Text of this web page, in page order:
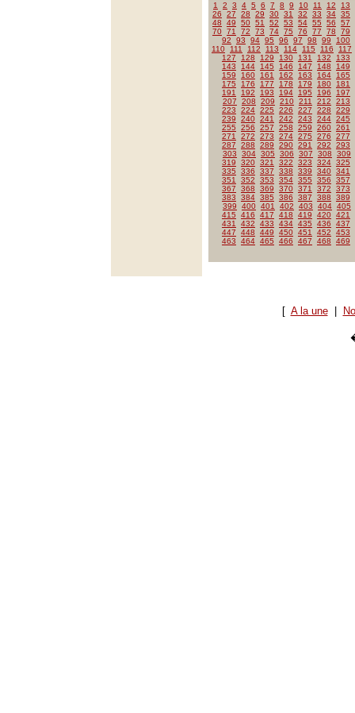
1 2 3 4 5 6 7 8 9 10 11 12
13
26
27 28 29 30 31 32 33 34 35
48
49 50 51 52 53 54 55 56
57
70 71 72 73 74 75 76 77 78
79
92
93 94 95 96 97 98 99
100
110
111 112 113 114 115 116
117
127
128 129 130 131 132
133
143
144 145 146 147 148
149
159
160 161 162 163 164
165
175
176 177 178 179 180
181
191
192 193 194 195 196
197
207
208 209 210 211 212
213
223
224 225 226 227 228
229
239
240 241 242 243 244 245
255
256 257 258 259 260 261
271
272 273 274 275 276
277
287
288 289 290 291 292
293
303
304 305 306 307 308
309
319
320 321 322 323 324 325
335
336 337 338 339 340 341
351
352 353 354 355 356
357
367
368 369 370 371 372
373
383
384 385 386 387 388
389
399
400 401 402 403 404 405
415
416 417 418 419 420 421
431
432 433 434 435 436
437
447
448 449 450 451 452
453
463
464 465 466 467 468 469
[ A la une|